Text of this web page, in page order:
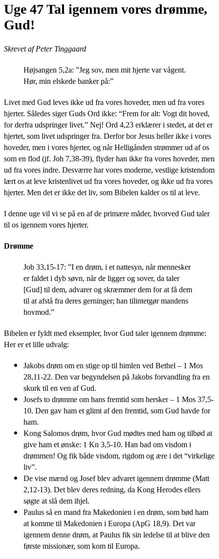
Uge 47 Tal igennem vores drømme,
Gud!
Skrevet af Peter Tinggaard
Højsangen 5,2a: ”Jeg sov, men mit hjerte var vågent.
Hør, min elskede banker på:”
Livet med Gud leves ikke ud fra vores hoveder, men ud fra vores
hjerter. Således siger Guds Ord ikke: “Frem for alt: Vogt dit hoved,
for derfra udspringer livet.” Nej! Ord 4,23 erklærer i stedet, at det er
hjertet, som livet udspringer fra. Derfor bor Jesus heller ikke i vores
hoveder, men i vores hjerter, og når Helligånden strømmer ud af os
som en flod (jf. Joh 7,38-39), flyder han ikke fra vores hoveder, men
ud fra vores indre. Desværre har vores moderne, vestlige kristendom
lært os at leve kristenlivet ud fra vores hoveder, og ikke ud fra vores
hjerter. Men det er ikke det liv, som Bibelen kalder os til at leve.
I denne uge vil vi se på en af de primære måder, hvorved Gud taler
til os igennem vores hjerter.
Drømme
Job 33,15-17: ”I en drøm, i et nattesyn, når mennesker
er faldet i dyb søvn, når de ligger og sover, da taler
[Gud] til dem, advarer og skræmmer dem for at få dem
til at afstå fra deres gerninger; han tilintetgør mandens
hovmod.”
Bibelen er fyldt med eksempler, hvor Gud taler igennem drømme:
Her er et lille udvalg:
Jakobs drøm om en stige op til himlen ved Bethel – 1 Mos
28,11-22. Den var begyndelsen på Jakobs forvandling fra en
skurk til en ven af Gud.
Josefs to drømme om hans fremtid som hersker – 1 Mos 37,5-
10. Den gav ham et glimt af den fremtid, som Gud havde for
ham.
Kong Salomos drøm, hvor Gud mødtes med ham og tilbød at
give ham et ønske: 1 Kn 3,5-10. Han bad om visdom i
drømmen! Og fik både visdom, rigdom og ære i det “virkelige
liv”.
De vise mænd og Josef blev advaret igennem drømme (Matt
2,12-13). Det blev deres redning, da Kong Herodes ellers
søgte at slå dem ihjel.
Paulus så en mand fra Makedonien i en drøm, som bød ham
at komme til Makedonien i Europa (ApG 18,9). Det var
igennem denne drøm, at Paulus fik sin ledelse til at blive den
første missionær, som kom til Europa.